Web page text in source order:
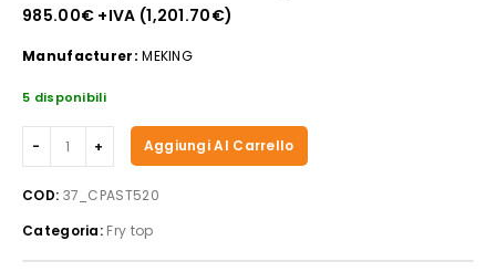
985.00€ +IVA (1,201.70€)
Manufacturer: MEKING
5 disponibili
Casselin
-
Fry
con
tostapane
Aggiungi Al Carrello
COD: 37_CPAST520
Categoria: Fry top